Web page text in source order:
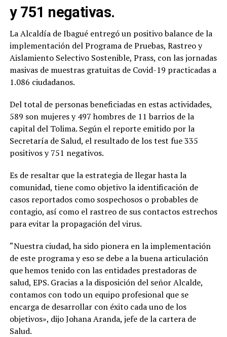
y 751 negativas.
La Alcaldía de Ibagué entregó un positivo balance de la
implementación del Programa de Pruebas, Rastreo y
Aislamiento Selectivo Sostenible, Prass, con las jornadas
masivas de muestras gratuitas de Covid-19 practicadas a
1.086 ciudadanos.
Del total de personas beneficiadas en estas actividades,
589 son mujeres y 497 hombres de 11 barrios de la
capital del Tolima. Según el reporte emitido por la
Secretaría de Salud, el resultado de los test fue 335
positivos y 751 negativos.
Es de resaltar que la estrategia de llegar hasta la
comunidad, tiene como objetivo la identificación de
casos reportados como sospechosos o probables de
contagio, así como el rastreo de sus contactos estrechos
para evitar la propagación del virus.
“Nuestra ciudad, ha sido pionera en la implementación
de este programa y eso se debe a la buena articulación
que hemos tenido con las entidades prestadoras de
salud, EPS. Gracias a la disposición del señor Alcalde,
contamos con todo un equipo profesional que se
encarga de desarrollar con éxito cada uno de los
objetivos», dijo Johana Aranda, jefe de la cartera de
Salud.